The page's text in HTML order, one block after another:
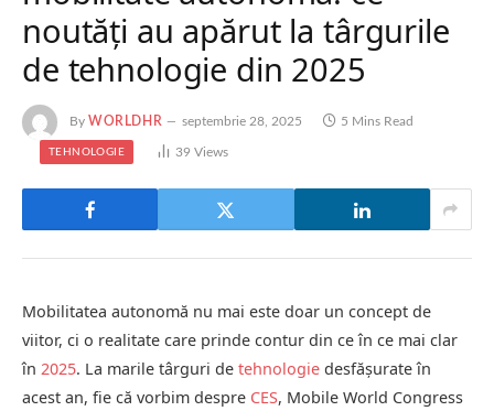
noutăţi au apărut la târgurile
de tehnologie din 2025
By WORLDHR septembrie 28, 2025 5 Mins Read
TEHNOLOGIE 39 Views
Mobilitatea autonomă nu mai este doar un concept de
viitor, ci o realitate care prinde contur din ce în ce mai clar
în 2025. La marile târguri de tehnologie desfășurate în
acest an, fie că vorbim despre CES, Mobile World Congress